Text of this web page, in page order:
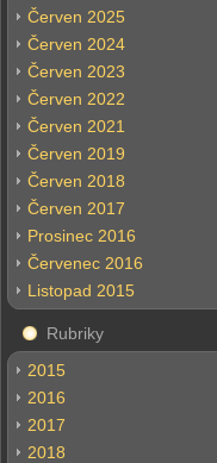
Červen 2025
Červen 2024
Červen 2023
Červen 2022
Červen 2021
Červen 2019
Červen 2018
Červen 2017
Prosinec 2016
Červenec 2016
Listopad 2015
Rubriky
2015
2016
2017
2018